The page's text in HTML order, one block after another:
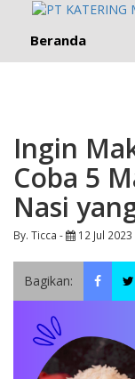
Beranda
Ingin
Coba 5
Nasi
By. Ticca - 12 Jul 2023
Bagikan: